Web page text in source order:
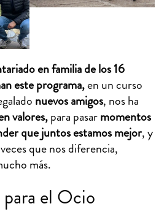
en familia de los 16
este programa,en un curso
nuevos amigos, nos ha
valores,para pasarmomentos
que juntos estamos mejor, y
que nos diferencia,
más.
el Ocio